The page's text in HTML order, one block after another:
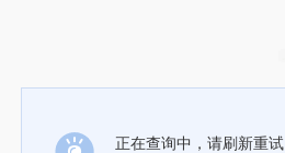
正在查询中，请刷新重试